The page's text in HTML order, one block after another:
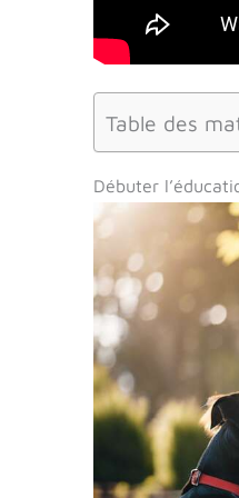
Table des
Débuter